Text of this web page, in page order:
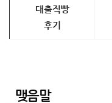
대출직빵
후기
맺음말